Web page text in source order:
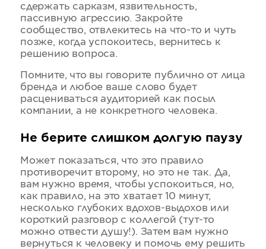
сдержать сарказм, язвительность,
пассивную агрессию. Закройте
сообщество, отвлекитесь на что-то и чуть
позже, когда успокоитесь, вернитесь к
решению вопроса.
Помните, что вы говорите публично от лица
бренда и любое ваше слово будет
расцениваться аудиторией как посыл
компании, а не конкретного человека.
Не берите слишком долгую паузу
Может показаться, что это правило
противоречит второму, но это не так. Да,
вам нужно время, чтобы успокоиться, но,
как правило, на это хватает 10 минут,
несколько глубоких вдохов-выдохов или
короткий разговор с коллегой (тут-то
можно отвести душу!). Затем вам нужно
вернуться к человеку и помочь ему решить